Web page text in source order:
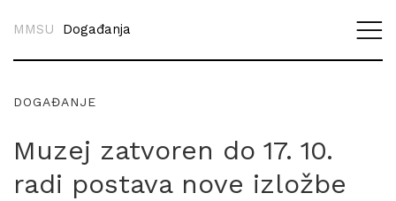
MMSU Događanja
DOGAĐANJE
Muzej zatvoren do 17. 10.
radi postava nove izložbe